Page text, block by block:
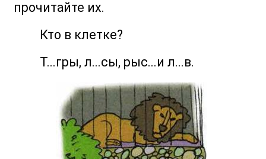
прочитайте их.
Кто в клетке?
Т...гры, л...сы, рыс...и л...в.